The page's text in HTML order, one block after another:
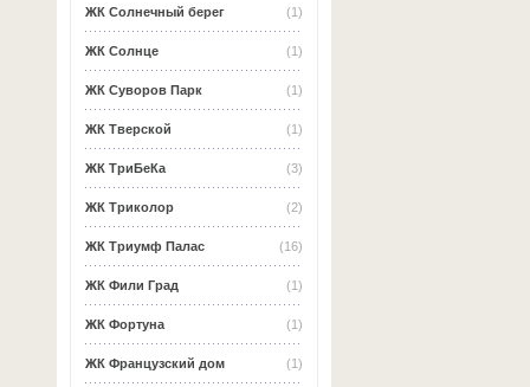
(1)
ЖК Солнечный берег
(1)
ЖК Солнце
(1)
ЖК Суворов Парк
(1)
ЖК Тверской
(3)
ЖК ТриБеКа
(2)
ЖК Триколор
(16)
ЖК Триумф Палас
(1)
ЖК Фили Град
(1)
ЖК Фортуна
(1)
ЖК Французский дом